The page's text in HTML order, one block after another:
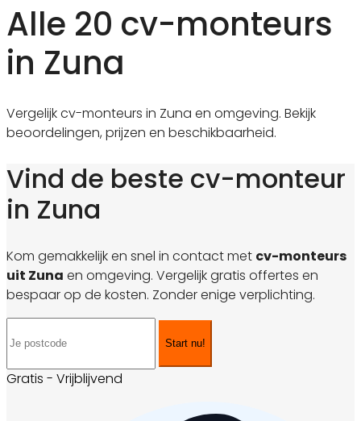
Alle 20 cv-monteurs
in Zuna
Vergelijk cv-monteurs in Zuna en omgeving. Bekijk
beoordelingen, prijzen en beschikbaarheid.
Vind de beste cv-monteur
in Zuna
Kom gemakkelijk en snel in contact met cv-monteurs
uit Zuna en omgeving. Vergelijk gratis offertes en
bespaar op de kosten. Zonder enige verplichting.
Start nu!
Gratis - Vrijblijvend